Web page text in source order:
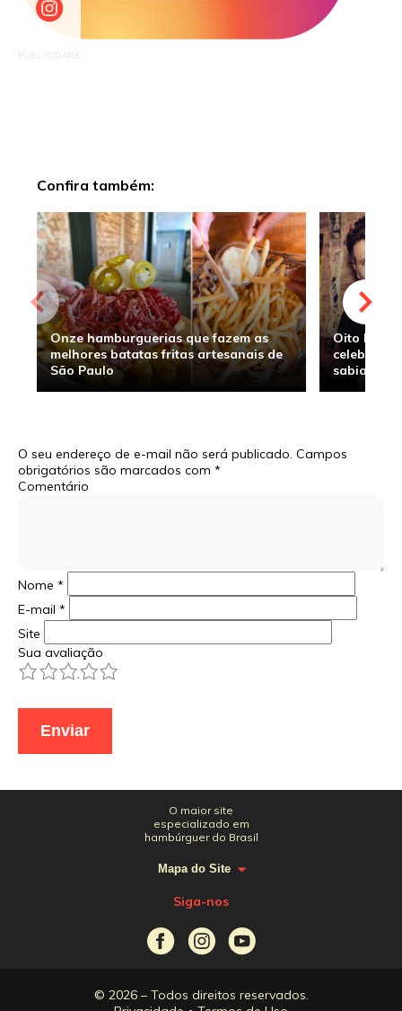
PUBLICIDADE
Confira também:
Onze hamburguerias que fazem as
melhores batatas fritas artesanais de
São Paulo
Oito
sabia
O seu endereço de e-mail não será publicado. Campos
obrigatórios são marcados com *
Comentário
Nome *
E-mail *
Site
Sua avaliação
5
4
3
2
O maior site
especializado em
hambúrguer do Brasil
Mapa do Site
Siga-nos
© 2026 – Todos direitos reservados.